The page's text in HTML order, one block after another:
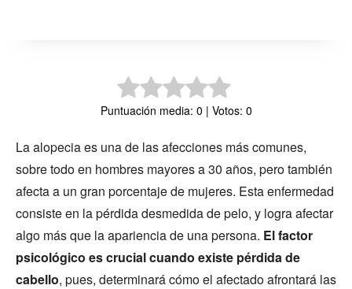
Puntuación media: 0 | Votos: 0
La alopecia es una de las afecciones más comunes,
sobre todo en hombres mayores a 30 años, pero también
afecta a un gran porcentaje de mujeres. Esta enfermedad
consiste en la pérdida desmedida de pelo, y logra afectar
algo más que la apariencia de una persona. El factor
psicológico es crucial cuando existe pérdida de
cabello, pues, determinará cómo el afectado afrontará las